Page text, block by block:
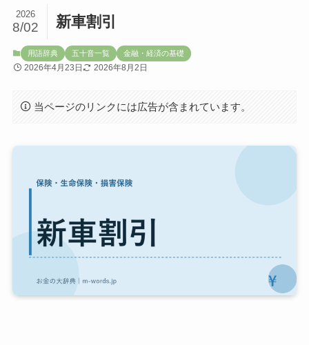
新車割引
2026
8/02
用語辞典 五十音一覧 金融・経済の基礎
2026年4月23日 2026年8月2日
当ページのリンクには広告が含まれています。